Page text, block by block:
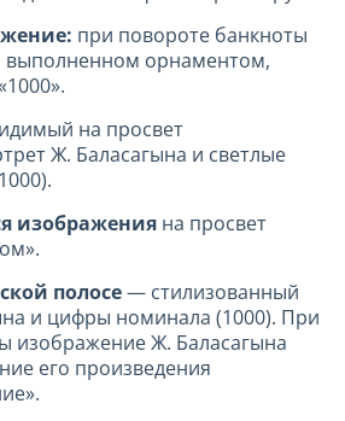
при повороте банкноты
выполненном орнаментом,
на просвет
Ж. Баласагына и светлые
изображения на просвет
полосе— стилизованный
и цифры номинала (1000). При
изображение Ж. Баласагына
его произведения